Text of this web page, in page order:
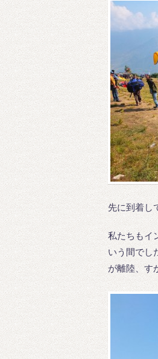
先に到着し
私たちもイ
いう間でし
が離陸、す